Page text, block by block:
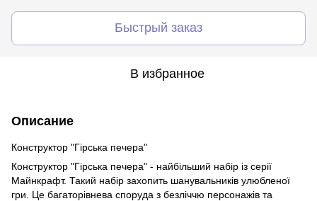
Быстрый заказ
В избранное
Описание
Конструктор "Гірська печера"
Конструктор "Гірська печера" - найбільший набір із серії
Майнкрафт. Такий набір захопить шанувальників улюбленої
гри. Це багаторівнева споруда з безліччю персонажів та